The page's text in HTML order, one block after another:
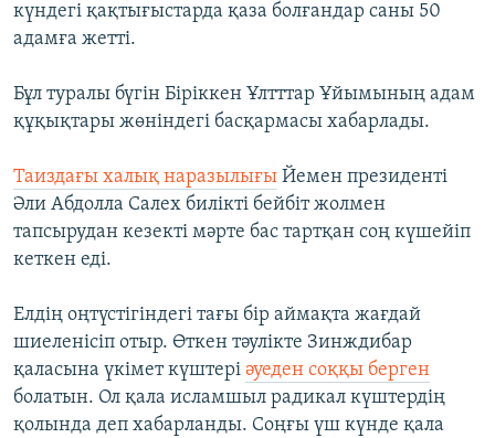
күндегі қақтығыстарда қаза болғандар саны 50
адамға жетті.
Бұл туралы бүгін Біріккен Ұлтттар Ұйымының адам
құқықтары жөніндегі басқармасы хабарлады.
Таиздағы халық наразылығы Йемен президенті
Әли Абдолла Салех билікті бейбіт жолмен
тапсырудан кезекті мәрте бас тартқан соң күшейіп
кеткен еді.
Елдің оңтүстігіндегі тағы бір аймақта жағдай
шиеленісіп отыр. Өткен тәулікте Зинждибар
қаласына үкімет күштері әуеден соққы берген
болатын. Ол қала исламшыл радикал күштердің
қолында деп хабарланды. Соңғы үш күнде қала